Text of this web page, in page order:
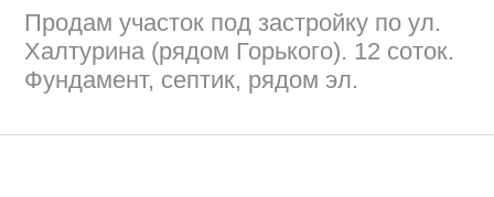
Продам участок под застройку по ул.
Халтурина (рядом Горького). 12 соток.
Фундамент, септик, рядом эл.